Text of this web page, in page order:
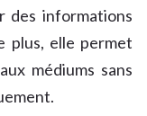
des informations
plus, elle permet
médiums sans